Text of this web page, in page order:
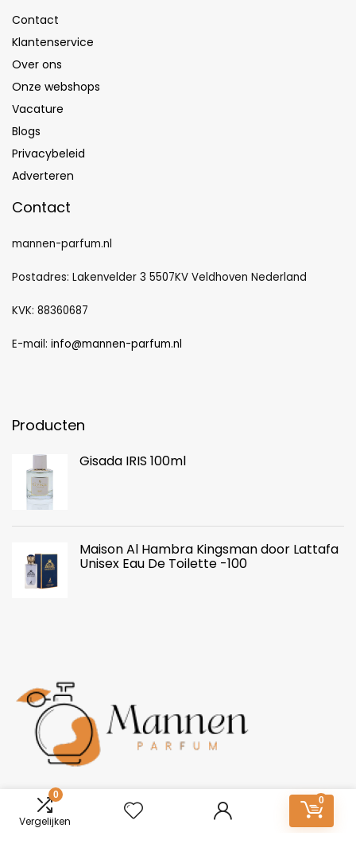
0
Vergelijken
0
Contact
Klantenservice
Over ons
Onze webshops
Vacature
Blogs
Privacybeleid
Adverteren
Contact
mannen-parfum.nl
Postadres: Lakenvelder 3 5507KV Veldhoven Nederland
KVK: 88360687
E-mail: info@mannen-parfum.nl
Producten
Gisada IRIS 100ml
Maison Al Hambra Kingsman door Lattafa
Unisex Eau De Toilette -100
Over ons
Mannen-Parfum.nl: Essentie van onderscheid. Ontdek een